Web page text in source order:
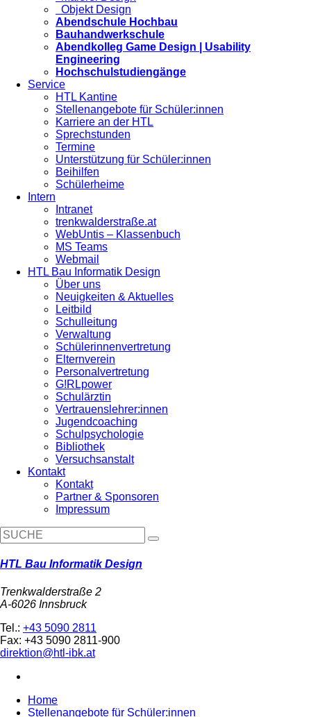
Objekt Design
Abendschule Hochbau
Bauhandwerkschule
Abendkolleg Game Design | Usability
Engineering
Hochschulstudiengänge
Service
HTL Kantine
Stellenangebote für Schüler:innen
Karriere an der HTL
Sprechstunden
Termine
Unterstützung für Schüler:innen
Beihilfen
Schülerheime
Intern
Intranet
trenkwalderstraße.at
WebUntis – Klassenbuch
MS Teams
Webmail
HTL Bau Informatik Design
Über uns
Neuigkeiten & Aktuelles
Leitbild
Schulleitung
Verwaltung
Schülerinnenvertretung
Elternverein
Personalvertretung
G!RLpower
Schulärztin
Vertrauenslehrer:innen
Jugendcoaching
Schulpsychologie
Bibliothek
Versuchsanstalt
Kontakt
Kontakt
Partner & Sponsoren
Impressum
HTL Bau Informatik Design
Trenkwalderstraße 2
A-6026 Innsbruck
Tel.: +43 5090 2811
Fax: +43 5090 2811-900
direktion@htl-ibk.at
Home
Stellenangebote für Schüler:innen